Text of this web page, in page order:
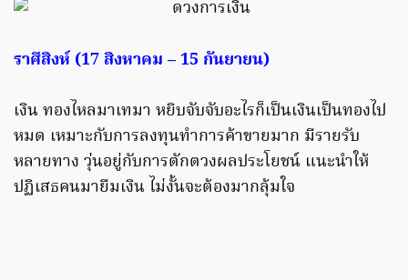
ราศีสิงห์ (17 สิงหาคม – 15 กันยายน)
เงิน ทองไหลมาเทมา หยิบจับจับอะไรก็เป็นเงินเป็นทองไป
หมด เหมาะกับการลงทุนทำการค้าขายมาก มีรายรับ
หลายทาง วุ่นอยู่กับการตักตวงผลประโยชน์ แนะนำให้
ปฏิเสธคนมายืมเงิน ไม่งั้นจะต้องมากลุ้มใจ